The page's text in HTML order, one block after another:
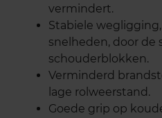
vermindert.
Stabiele
snelheden, door de
schouderblokken.
Verminderd
lage rolweerstand.
Goede grip op